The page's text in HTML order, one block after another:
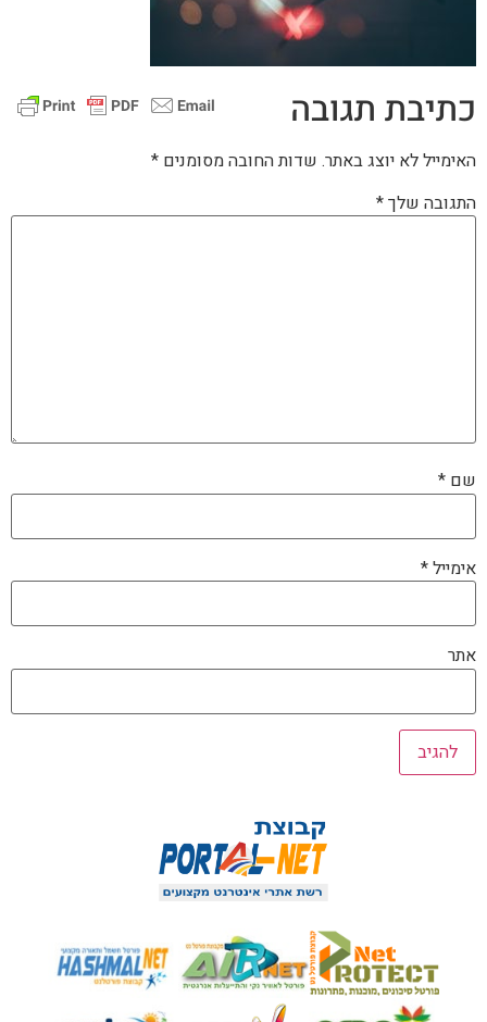
כתיבת תגובה
האימייל לא יוצג באתר. שדות החובה מסומנים *
התגובה שלך*
שם *
אימייל*
אתר